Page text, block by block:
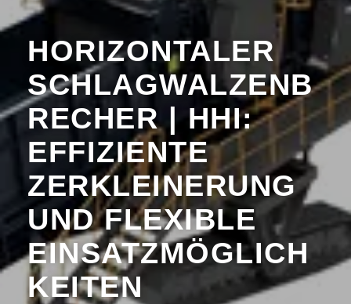
HORIZONTALER
SCHLAGWALZENB
RECHER | HHI:
EFFIZIENTE
ZERKLEINERUNG
UND FLEXIBLE
EINSATZMÖGLICH
KEITEN